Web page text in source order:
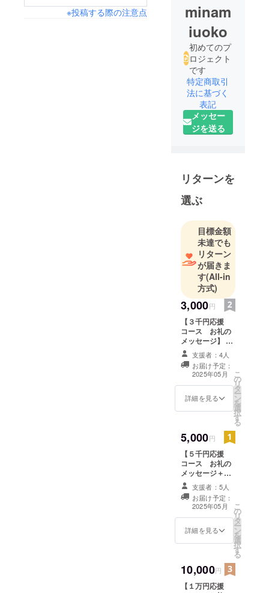
※投稿する際の注意点
minam
iuoko
初めてのプ
ロジェクト
です
特定商取引
法に基づく
表記
メッセー
ジを送る
リターンを
選ぶ
目標金額
未達でも
リターン
が届きま
す(All-in
方式)
3,000円
【３千円応援
コース お礼の
メッセージ】 感
謝の気持ちを込
めて、お礼の
メッセージをお
送りします。
支援者：4人
お届け予定：
2025年05月
詳細を見る
こ
の
リ
タ
ー
ン
を
選
択
す
る
5,000円
【５千円応援
コース お礼の
メッセージ＋写
真】 支援いただ
いた馬が受け入
れ先での様子を
撮影した写真を
お送りします。
感謝の気持ちを
支援者：5人
お届け予定：
2025年05月
詳細を見る
こ
の
リ
タ
ー
ン
を
選
択
す
る
10,000円
【１万円応援